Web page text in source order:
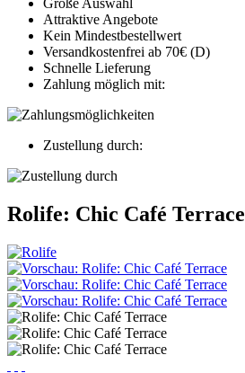
Große Auswahl
Attraktive Angebote
Kein Mindestbestellwert
Versandkostenfrei ab 70€ (D)
Schnelle Lieferung
Zahlung möglich mit:
Zustellung durch:
Rolife: Chic Café Terrace